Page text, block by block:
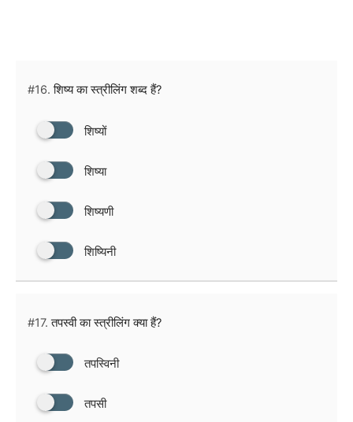
#16. शिष्य का स्त्रीलिंग शब्द हैं?
शिष्यों
शिष्या
शिष्यणी
शिष्यिनी
#17. तपस्वी का स्त्रीलिंग क्या हैं?
तपस्विनी
तपसी